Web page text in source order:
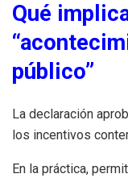
Qué
público”
La declaración
los incentivos
En la práctica,